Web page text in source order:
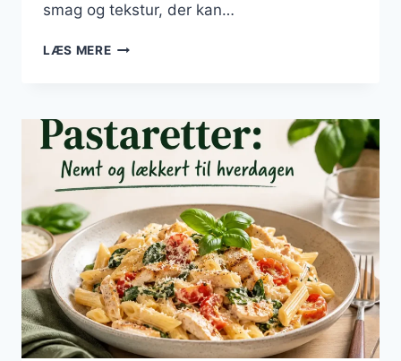
smag og tekstur, der kan…
LÆS MEREPASTARETTER
EKSOTISK
OPLEVELSE